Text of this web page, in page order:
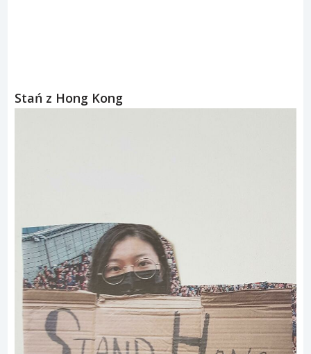
Stań z Hong Kong